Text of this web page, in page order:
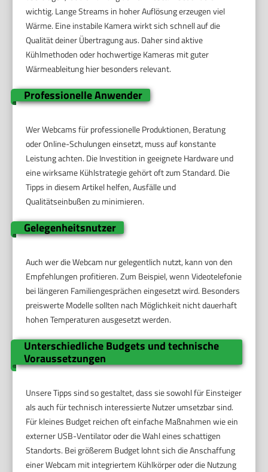
wichtig. Lange Streams in hoher Auflösung erzeugen viel
Wärme. Eine instabile Kamera wirkt sich schnell auf die
Qualität deiner Übertragung aus. Daher sind aktive
Kühlmethoden oder hochwertige Kameras mit guter
Wärmeableitung hier besonders relevant.
Professionelle Anwender
Wer Webcams für professionelle Produktionen, Beratung
oder Online-Schulungen einsetzt, muss auf konstante
Leistung achten. Die Investition in geeignete Hardware und
eine wirksame Kühlstrategie gehört oft zum Standard. Die
Tipps in diesem Artikel helfen, Ausfälle und
Qualitätseinbußen zu minimieren.
Gelegenheitsnutzer
Auch wer die Webcam nur gelegentlich nutzt, kann von den
Empfehlungen profitieren. Zum Beispiel, wenn Videotelefonie
bei längeren Familiengesprächen eingesetzt wird. Besonders
preiswerte Modelle sollten nach Möglichkeit nicht dauerhaft
hohen Temperaturen ausgesetzt werden.
Unterschiedliche Budgets und technische
Voraussetzungen
Unsere Tipps sind so gestaltet, dass sie sowohl für Einsteiger
als auch für technisch interessierte Nutzer umsetzbar sind.
Für kleines Budget reichen oft einfache Maßnahmen wie ein
externer USB-Ventilator oder die Wahl eines schattigen
Standorts. Bei größerem Budget lohnt sich die Anschaffung
einer Webcam mit integriertem Kühlkörper oder die Nutzung